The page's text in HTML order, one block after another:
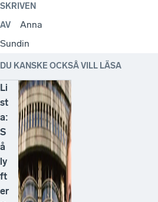
SKRIVEN
AV
Anna
Sundin
DU KANSKE OCKSÅ VILL LÄSA
Li
st
a:
S
å
ly
ft
er